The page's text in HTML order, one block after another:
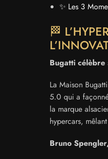
✨ Les 3
🏁
Bugatti célèbre
La Maison
5.0 qui a
la marque
hypercars,
Bruno